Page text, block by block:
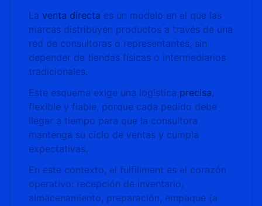
La venta directa es un modelo en el que las
marcas distribuyen productos a través de una
red de consultoras o representantes, sin
depender de tiendas físicas o intermediarios
tradicionales.
Este esquema exige una logística precisa,
flexible y fiable, porque cada pedido debe
llegar a tiempo para que la consultora
mantenga su ciclo de ventas y cumpla
expectativas.
En este contexto, el fulfillment es el corazón
operativo: recepción de inventario,
almacenamiento, preparación, empaque (a